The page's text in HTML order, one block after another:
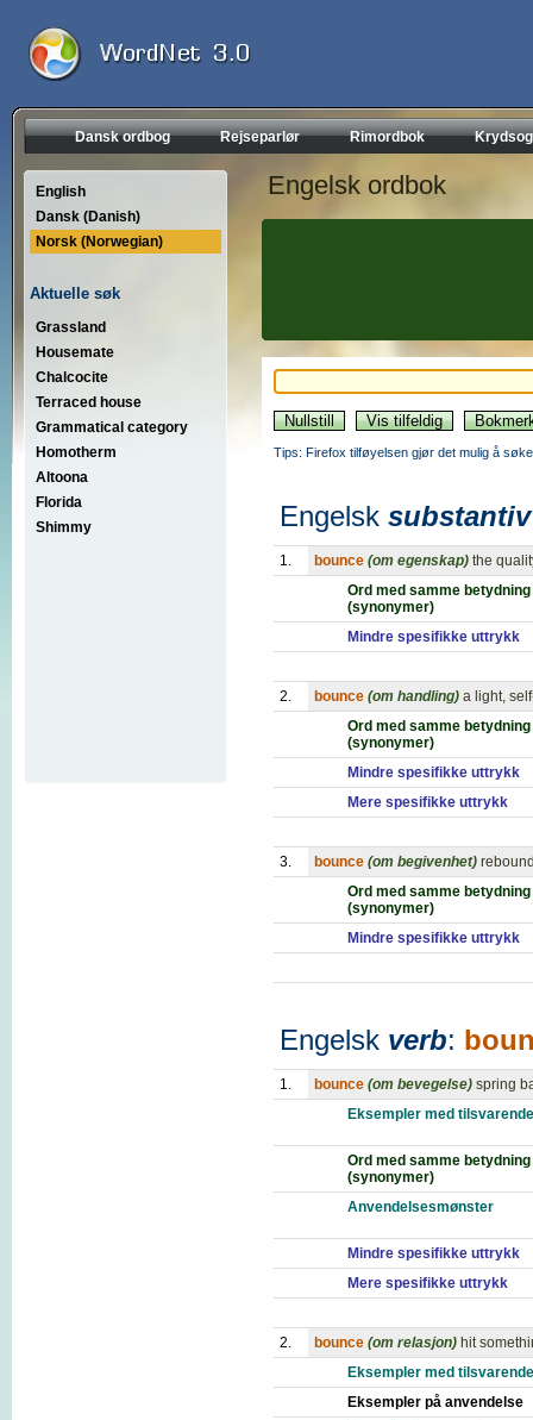
Dansk ordbog Rejseparlør Rimordbok
English
Dansk (Danish)
Norsk (Norwegian)
Aktuelle søk
Grassland
Housemate
Chalcocite
Terraced house
Grammatical category
Homotherm
Altoona
Florida
Shimmy
Engelsk ordbok
Tips: Firefox tilføyelsen gjør det mulig å
Engelsk substantiv
1. bounce (om egenskap) the
Ord med samme betydning
(synonymer)
Mindre spesifikke uttrykk
2. bounce (om handling) a light,
Ord med samme betydning
(synonymer)
Mindre spesifikke uttrykk
Mere spesifikke uttrykk
3. bounce (om begivenhet)
Ord med samme betydning
(synonymer)
Mindre spesifikke uttrykk
Engelsk verb:
1. bounce (om bevegelse) spring
Eksempler med
Ord med samme betydning
(synonymer)
Anvendelsesmønster
Mindre spesifikke uttrykk
Mere spesifikke uttrykk
2. bounce (om relasjon) hit
Eksempler med
Eksempler på anvendelse